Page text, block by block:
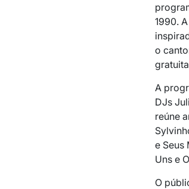
1990.
o
A
DJs
reúne
e Seus
Uns e
O